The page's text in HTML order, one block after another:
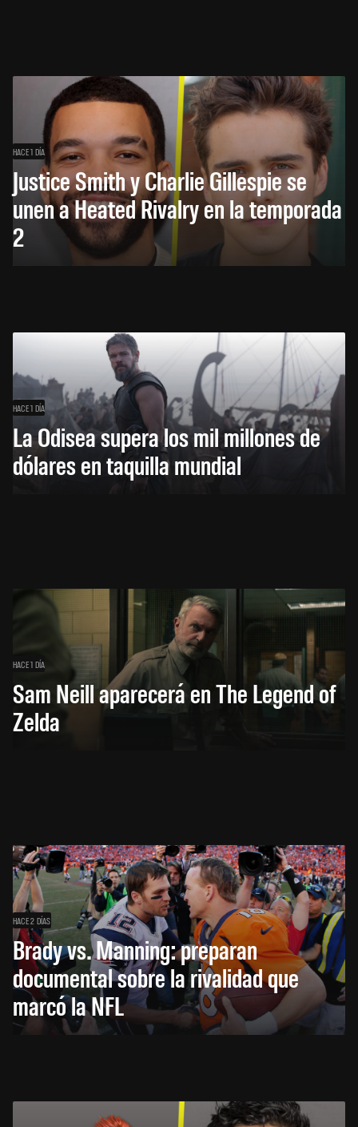
HACE 1 DÍA
Justice Smith y Charlie Gillespie se
unen a Heated Rivalry en la temporada
2
HACE 1 DÍA
La Odisea supera los mil millones de
dólares en taquilla mundial
HACE 1 DÍA
Sam Neill aparecerá en The Legend of
Zelda
HACE 2 DÍAS
Brady vs. Manning: preparan
documental sobre la rivalidad que
marcó la NFL